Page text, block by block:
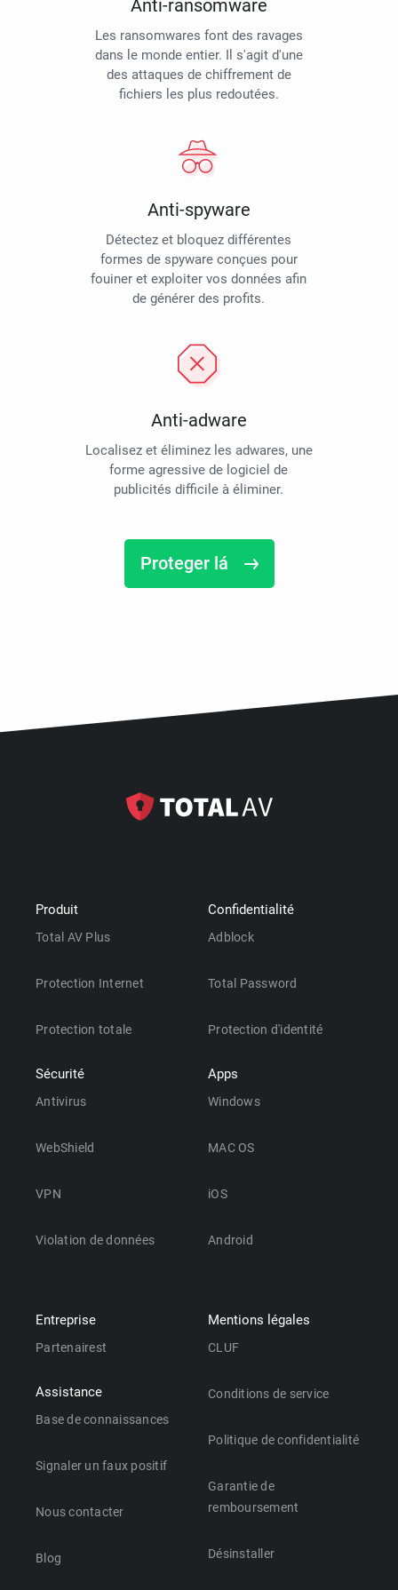
Anti-ransomware
Les ransomwares font des ravages
dans le monde entier. Il s'agit d'une
des attaques de chiffrement de
fichiers les plus redoutées.
Anti-spyware
Détectez et bloquez différentes
formes de spyware conçues pour
fouiner et exploiter vos données afin
de générer des profits.
Anti-adware
Localisez et éliminez les adwares, une
forme agressive de logiciel de
publicités difficile à éliminer.
Proteger lá
Produit
Total AV Plus
Protection Internet
Protection totale
Sécurité
Antivirus
WebShield
VPN
Violation de données
Confidentialité
Adblock
Total Password
Protection d'identité
Apps
Windows
MAC OS
iOS
Android
Entreprise
Partenairest
Assistance
Base de connaissances
Signaler un faux positif
Nous contacter
Blog
Mentions légales
CLUF
Conditions de service
Politique de confidentialité
Garantie de
remboursement
Désinstaller